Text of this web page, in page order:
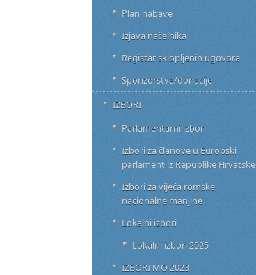
Plan nabave
Izjava načelnika
Registar sklopljenih ugovora
Sponzorstva/donacije
IZBORI
Parlamentarni izbori
Izbori za članove u Europski
parlament iz Republike Hrvatske
Izbori za vijeća romske
nacionalne manjine
Lokalni izbori
Lokalni izbori 2025
IZBORI MO 2023